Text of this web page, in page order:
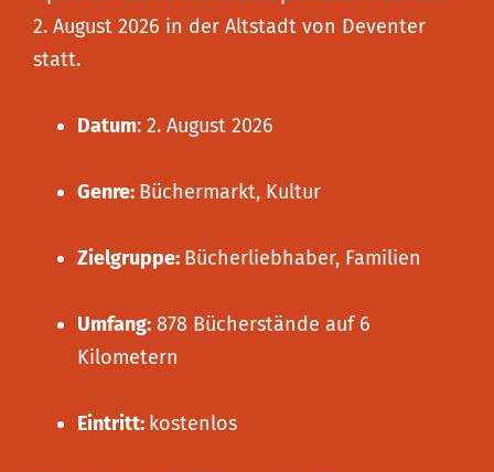
2. August 2026 in der Altstadt von Deventer
statt.
Datum: 2. August 2026
Genre: Büchermarkt, Kultur
Zielgruppe: Bücherliebhaber, Familien
Umfang: 878 Bücherstände auf 6
Kilometern
Eintritt: kostenlos